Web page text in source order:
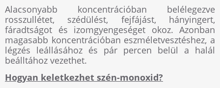
Alacsonyabb koncentrációban belélegezve
rosszullétet, szédülést, fejfájást, hányingert,
fáradtságot és izomgyengeséget okoz. Azonban
magasabb koncentrációban eszméletvesztéshez, a
légzés leállásához és pár percen belül a halál
beálltához vezethet.
Hogyan keletkezhet szén-monoxid?